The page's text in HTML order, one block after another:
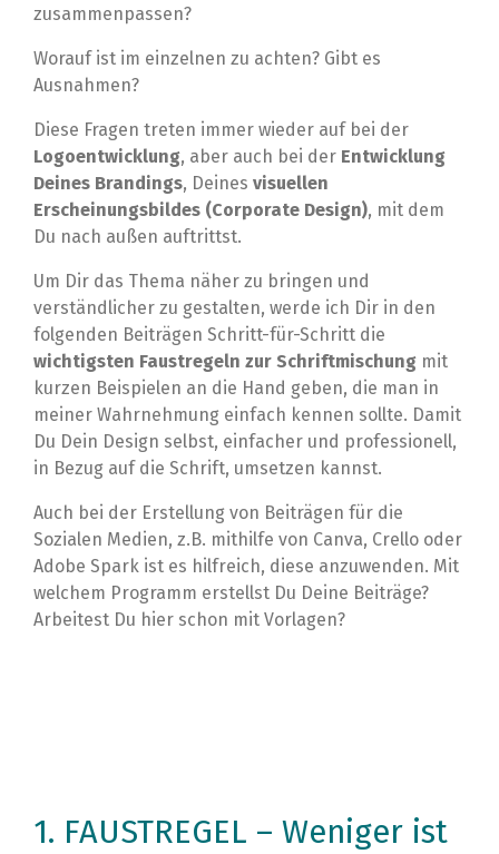
zusammenpassen?
Worauf ist im einzelnen zu achten? Gibt es
Ausnahmen?
Diese Fragen treten immer wieder auf bei der
Logoentwicklung, aber auch bei der Entwicklung
Deines Brandings, Deines visuellen
Erscheinungsbildes (Corporate Design), mit dem
Du nach außen auftrittst.
Um Dir das Thema näher zu bringen und
verständlicher zu gestalten, werde ich Dir in den
folgenden Beiträgen Schritt-für-Schritt die
wichtigsten Faustregeln zur Schriftmischung mit
kurzen Beispielen an die Hand geben, die man in
meiner Wahrnehmung einfach kennen sollte. Damit
Du Dein Design selbst, einfacher und professionell,
in Bezug auf die Schrift, umsetzen kannst.
Auch bei der Erstellung von Beiträgen für die
Sozialen Medien, z.B. mithilfe von Canva, Crello oder
Adobe Spark ist es hilfreich, diese anzuwenden. Mit
welchem Programm erstellst Du Deine Beiträge?
Arbeitest Du hier schon mit Vorlagen?
1. FAUSTREGEL – Weniger ist